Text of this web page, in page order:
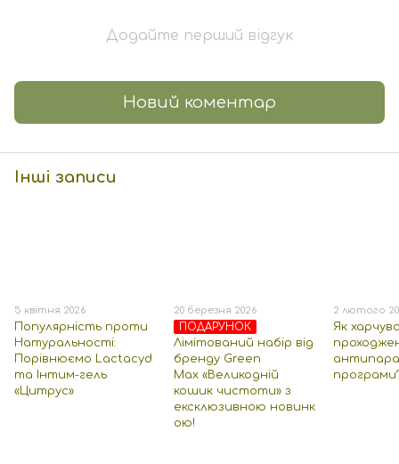
Додайте перший відгук
Новий коментар
Інші записи
5 квітня 2026
Популярність проти
Натуральності:
Порівнюємо Lactacyd
та Інтим-гель
«Цитрус»
20 березня 2026
ПОДАРУНОК
Лімітований набір від
бренду Green
Max «Великодній
кошик чистоти» з
ексклюзивною новинк
ою!
2 лютого
Як